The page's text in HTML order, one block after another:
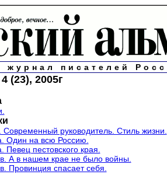
журнал писателей
2005г
руководитель. Стиль жизни.
Один на всю Россию.
пестовского края.
А в нашем крае не было войны.
Провинция спасает себя.